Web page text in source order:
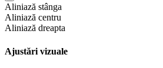
Aliniază stânga
Aliniază centru
Aliniază dreapta
Ajustări vizuale